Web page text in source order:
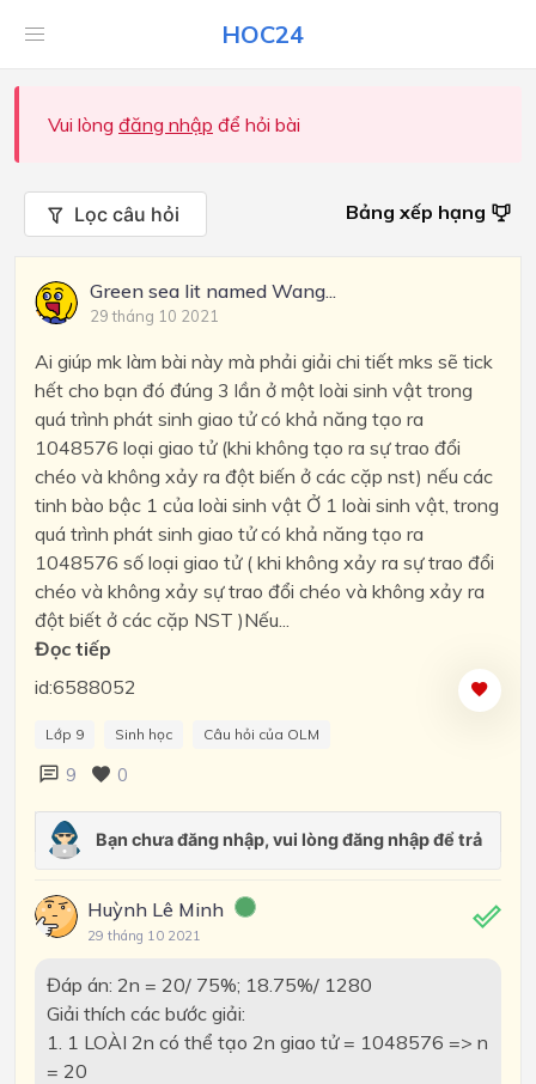
HOC24
Vui lòng đăng nhập để hỏi bài
Lọc câu hỏi Bảng xếp hạng
Green sea lit named Wang...
29 tháng 10 2021
Ai giúp mk làm bài này mà phải giải chi tiết mks sẽ tick
hết cho bạn đó đúng 3 lần ở một loài sinh vật trong
quá trình phát sinh giao tử có khả năng tạo ra
1048576 loại giao tử (khi không tạo ra sự trao đổi
chéo và không xảy ra đột biến ở các cặp nst) nếu các
tinh bào bậc 1 của loài sinh vật Ở 1 loài sinh vật, trong
quá trình phát sinh giao tử có khả năng tạo ra
1048576 số loại giao tử ( khi không xảy ra sự trao đổi
chéo và không xảy sự trao đổi chéo và không xảy ra
đột biết ở các cặp NST )Nếu...
Đọc tiếp
id:6588052
Lớp 9 Sinh học Câu hỏi của OLM
9 0
Huỳnh Lê Minh
29 tháng 10 2021
Đáp án: 2n = 20/ 75%; 18.75%/ 1280
Giải thích các bước giải:
1. 1 LOÀI 2n có thể tạo 2n giao tử = 1048576 => n
= 20